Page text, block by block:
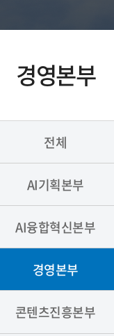
경영본부
전체
AI기획본부
AI융합혁신본부
경영본부
콘텐츠진흥본부